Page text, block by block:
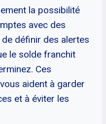
la possibilité
avec des
définir des alertes
le solde franchit
Ces
aident à garder
et à éviter les